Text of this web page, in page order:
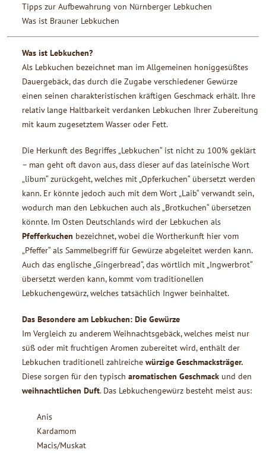
Tipps zur Aufbewahrung von Nürnberger Lebkuchen
Was ist Brauner Lebkuchen
Was ist Lebkuchen?
Als Lebkuchen bezeichnet man im Allgemeinen honiggesüßtes
Dauergebäck, das durch die Zugabe verschiedener Gewürze
einen seinen charakteristischen kräftigen Geschmack erhält. Ihre
relativ lange Haltbarkeit verdanken Lebkuchen Ihrer Zubereitung
mit kaum zugesetztem Wasser oder Fett.
Die Herkunft des Begriffes „Lebkuchen“ ist nicht zu 100% geklärt
– man geht oft davon aus, dass dieser auf das lateinische Wort
„libum“ zurückgeht, welches mit „Opferkuchen“ übersetzt werden
kann. Er könnte jedoch auch mit dem Wort „Laib“ verwandt sein,
wodurch man den Lebkuchen auch als „Brotkuchen“ übersetzen
könnte. Im Osten Deutschlands wird der Lebkuchen als
Pfefferkuchen bezeichnet, wobei die Wortherkunft hier vom
„Pfeffer“ als Sammelbegriff für Gewürze abgeleitet werden kann.
Auch das englische „Gingerbread“, das wörtlich mit „Ingwerbrot“
übersetzt werden kann, kommt vom traditionellen
Lebkuchengewürz, welches tatsächlich Ingwer beinhaltet.
Das Besondere am Lebkuchen: Die Gewürze
Im Vergleich zu anderem Weihnachtsgebäck, welches meist nur
süß oder mit fruchtigen Aromen zubereitet wird, enthält der
Lebkuchen traditionell zahlreiche würzige Geschmacksträger.
Diese sorgen für den typisch aromatischen Geschmack und den
weihnachtlichen Duft. Das Lebkuchengewürz besteht meist aus:
Anis
Kardamom
Macis/Muskat